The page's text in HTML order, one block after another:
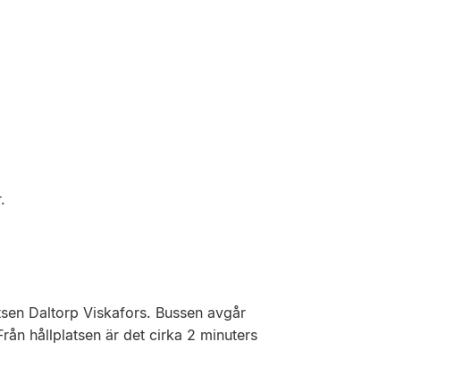
Daltorp Viskafors. Bussen avgår
hållplatsen är det cirka 2 minuters